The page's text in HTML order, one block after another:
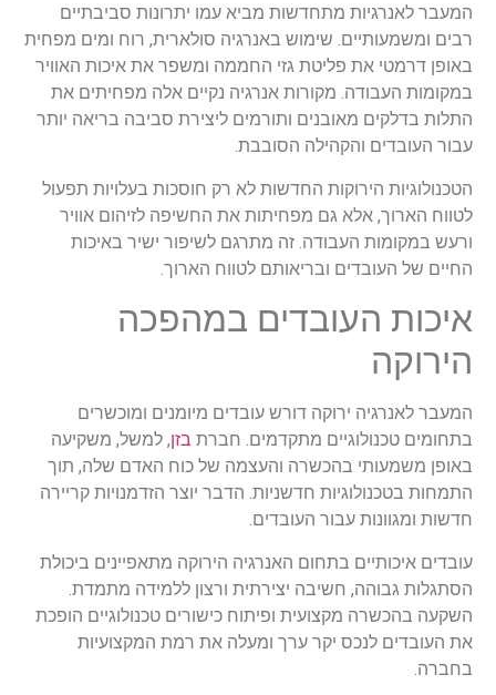
המעבר לאנרגיות מתחדשות מביא עמו יתרונות סביבתיים
רבים ומשמעותיים. שימוש באנרגיה סולארית, רוח ומים מפחית
באופן דרמטי את פליטת גזי החממה ומשפר את איכות האוויר
במקומות העבודה. מקורות אנרגיה נקיים אלה מפחיתים את
התלות בדלקים מאובנים ותורמים ליצירת סביבה בריאה יותר
עבור העובדים והקהילה הסובבת.
הטכנולוגיות הירוקות החדשות לא רק חוסכות בעלויות תפעול
לטווח הארוך, אלא גם מפחיתות את החשיפה לזיהום אוויר
ורעש במקומות העבודה. זה מתרגם לשיפור ישיר באיכות
החיים של העובדים ובריאותם לטווח הארוך.
איכות העובדים במהפכה
הירוקה
המעבר לאנרגיה ירוקה דורש עובדים מיומנים ומוכשרים
בתחומים טכנולוגיים מתקדמים. חברת בזן, למשל, משקיעה
באופן משמעותי בהכשרה והעצמה של כוח האדם שלה, תוך
התמחות בטכנולוגיות חדשניות. הדבר יוצר הזדמנויות קריירה
חדשות ומגוונות עבור העובדים.
עובדים איכותיים בתחום האנרגיה הירוקה מתאפיינים ביכולת
הסתגלות גבוהה, חשיבה יצירתית ורצון ללמידה מתמדת.
השקעה בהכשרה מקצועית ופיתוח כישורים טכנולוגיים הופכת
את העובדים לנכס יקר ערך ומעלה את רמת המקצועיות
בחברה.